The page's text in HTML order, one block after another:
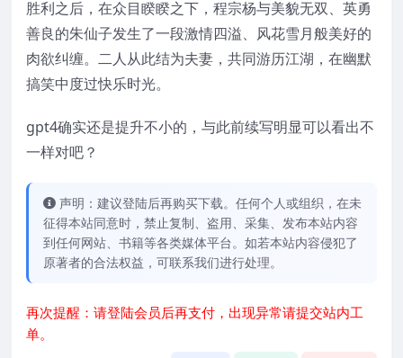
胜利之后，在众目睽睽之下，程宗杨与美貌无双、英勇
善良的朱仙子发生了一段激情四溢、风花雪月般美好的
肉欲纠缠。二人从此结为夫妻，共同游历江湖，在幽默
搞笑中度过快乐时光。
gpt4确实还是提升不小的，与此前续写明显可以看出不
一样对吧？
声明：建议登陆后再购买下载。任何个人或组织，在未
征得本站同意时，禁止复制、盗用、采集、发布本站内容
到任何网站、书籍等各类媒体平台。如若本站内容侵犯了
原著者的合法权益，可联系我们进行处理。
再次提醒：请登陆会员后再支付，出现异常请提交站内工
单。